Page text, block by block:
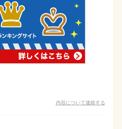
内容について連絡する